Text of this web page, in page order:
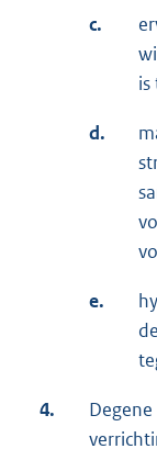
c.
is
d.
e.
4.